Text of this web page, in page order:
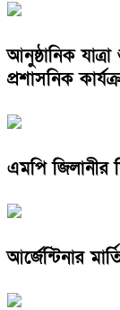
আনুষ্ঠানিক
প্রশাসনিক
এমপি জিলানীর
আর্জেন্টিনার